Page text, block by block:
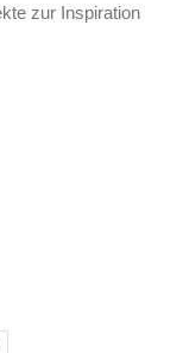
zur Inspiration